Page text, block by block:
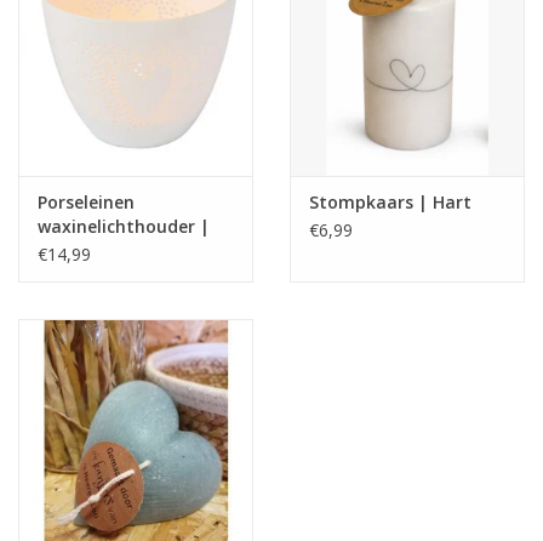
Huisparfums
Merken
Porseleinen
waxinelichthouder |
Poetry light | hart |
€14,99
Stompkaars | Hart
€6,99